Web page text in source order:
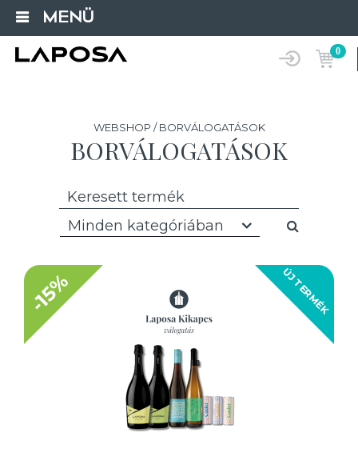
MENÜ
0
WEBSHOP / BORVÁLOGATÁSOK
BORVÁLOGATÁSOK
Minden kategóriában
ÚJ TERMÉK
-15%